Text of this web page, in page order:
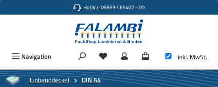
Hotline 06853 / 85407 - 00
Navigation inkl. MwSt.
Einbanddeckel DIN A4